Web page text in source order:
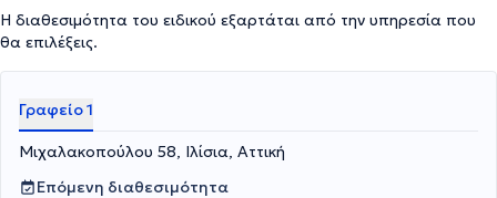
Η διαθεσιμότητα του ειδικού εξαρτάται από την υπηρεσία που
θα επιλέξεις.
Γραφείο 1
Μιχαλακοπούλου 58, Ιλίσια, Αττική
Επόμενη διαθεσιμότητα